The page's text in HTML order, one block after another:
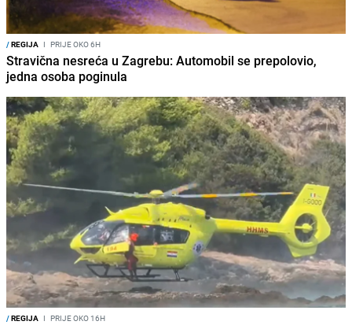
/REGIJA I PRIJE OKO 6H
Stravična nesreća u Zagrebu: Automobil se prepolovio,
jedna osoba poginula
/REGIJA I PRIJE OKO 16H